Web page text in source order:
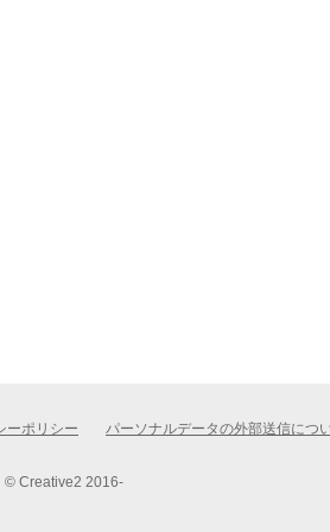
ーポリシー パーソナルデータの外部送信につ
© Creative2 2016-